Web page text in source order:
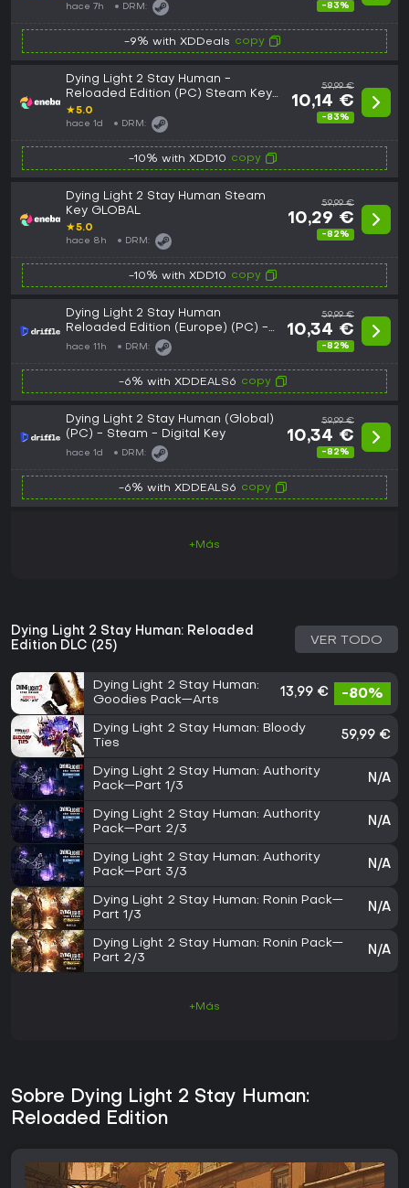
hace 7h DRM: -83%
-9% with XDDeals copy
Dying Light 2 Stay Human -
Reloaded Edition (PC) Steam Key
EUROPE
★5.0
hace 1d DRM:
59,99 €
10,14 €
-83%
-10% with XDD10 copy
Dying Light 2 Stay Human Steam
Key GLOBAL
★5.0
hace 8h DRM:
59,99 €
10,29 €
-82%
-10% with XDD10 copy
Dying Light 2 Stay Human
Reloaded Edition (Europe) (PC) -
Steam - Digital Key
hace 11h DRM:
59,99 €
10,34 €
-82%
-6% with XDDEALS6 copy
Dying Light 2 Stay Human (Global)
(PC) - Steam - Digital Key
hace 1d DRM:
59,99 €
10,34 €
-82%
-6% with XDDEALS6 copy
+Más
Dying Light 2 Stay Human: Reloaded
Edition DLC (25)
VER TODO
Dying Light 2 Stay Human:
Goodies Pack—Arts
13,99 € -80%
Dying Light 2 Stay Human: Bloody
Ties
59,99 €
Dying Light 2 Stay Human: Authority
Pack—Part 1/3
N/A
Dying Light 2 Stay Human: Authority
Pack—Part 2/3
N/A
Dying Light 2 Stay Human: Authority
Pack—Part 3/3
N/A
Dying Light 2 Stay Human: Ronin Pack—
Part 1/3
N/A
Dying Light 2 Stay Human: Ronin Pack—
Part 2/3
N/A
+Más
Sobre Dying Light 2 Stay Human:
Reloaded Edition